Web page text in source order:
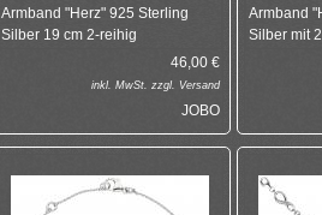
Armband "Herz" 925 Sterling
Silber 19 cm 2-reihig
46,00 €
inkl. MwSt. zzgl. Versand
JOBO
Armband
Silber mit